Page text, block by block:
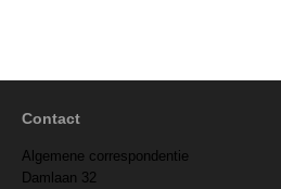
Contact
Algemene correspondentie
Damlaan 32